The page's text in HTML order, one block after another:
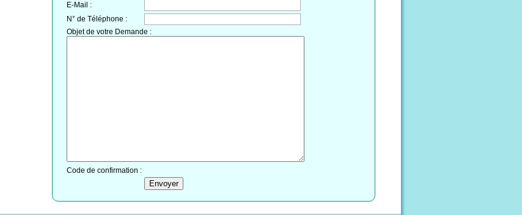
E-Mail :
N° de Téléphone :
Objet de votre Demande :
Code de confirmation :